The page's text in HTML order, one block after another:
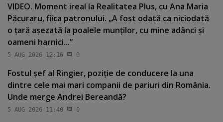
VIDEO. Moment ireal la Realitatea Plus, cu Ana Maria
Păcuraru, fiica patronului. „A fost odată ca niciodată
o ţară aşezată la poalele munţilor, cu mine adânci şi
oameni harnici...”
5 AUG 2026 12:16 0
Fostul şef al Ringier, poziţie de conducere la una
dintre cele mai mari companii de pariuri din România.
Unde merge Andrei Bereandă?
5 AUG 2026 11:40 0